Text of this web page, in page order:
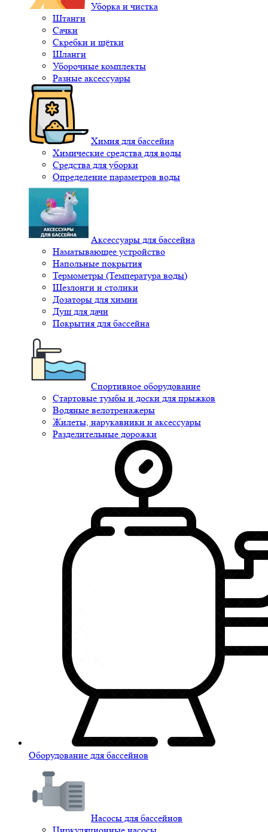
Уборка и чистка
Штанги
Сачки
Скребки и щётки
Шланги
Уборочные комплекты
Разные аксессуары
Химия для бассейна
Химические средства для воды
Средства для уборки
Определение параметров воды
Аксессуары для бассейна
Наматывающее устройство
Напольные покрытия
Термометры (Температура воды)
Шезлонги и столики
Дозаторы для химии
Душ для дачи
Покрытия для бассейна
Спортивное оборудование
Стартовые тумбы и доски для прыжков
Водяные велотренажеры
Жилеты, нарукавники и аксессуары
Разделительные дорожки
Оборудование для бассейнов
Насосы для бассейнов